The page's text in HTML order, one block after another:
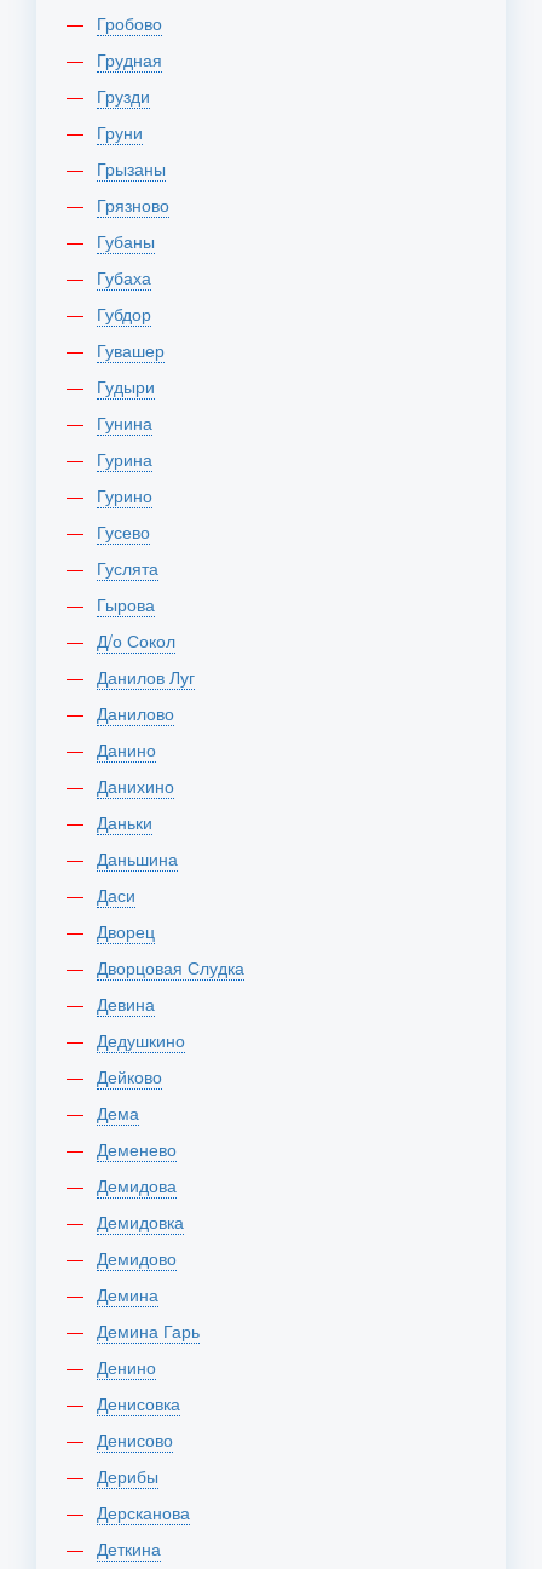
Гробово
Грудная
Грузди
Груни
Грызаны
Грязново
Губаны
Губаха
Губдор
Гувашер
Гудыри
Гунина
Гурина
Гурино
Гусево
Гуслята
Гырова
Д/о Сокол
Данилов Луг
Данилово
Данино
Данихино
Даньки
Даньшина
Даси
Дворец
Дворцовая Слудка
Девина
Дедушкино
Дейково
Дема
Деменево
Демидова
Демидовка
Демидово
Демина
Демина Гарь
Денино
Денисовка
Денисово
Дерибы
Дерсканова
Деткина